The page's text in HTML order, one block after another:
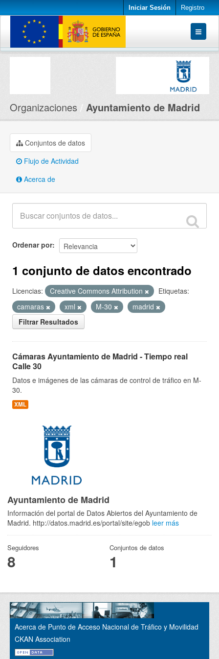
Iniciar Sesión Registro
Conjuntos de datos
Organizaciones Ayuntamiento de Madrid
Conjuntos de datos
Flujo de Actividad
Acerca de
Ordenar por
1 conjunto de datos encontrado
Licencias: Creative Commons Attribution
Etiquetas:
camaras
xml M-30
madrid
Filtrar Resultados
Cámaras Ayuntamiento de Madrid - Tiempo real
Calle 30
Datos e imágenes de las cámaras de control de tráfico en M-
30.
XML
Ayuntamiento de Madrid
Información del portal de Datos Abiertos del Ayuntamiento de
Madrid. http://datos.madrid.es/portal/site/egob leer más
Seguidores
8
Conjuntos de datos
1
Acerca de Punto de Acceso Nacional de Tráfico y Movilidad
CKAN Association